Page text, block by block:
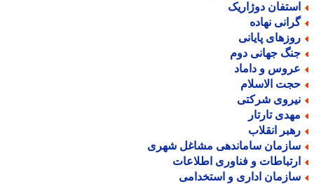
دوژاریک
نهاده
پایانی
جهانی دوم
و داماد
الاسلام
شرکتی
تارتار
انقلاب
ساماندهی مشاغل شهری
و فناوری اطلاعات
اداری و استخدامی